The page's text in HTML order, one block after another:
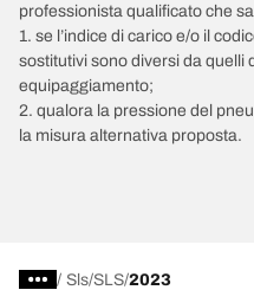
professionista qualificato che
1. se l’indice di carico e/o il
sostitutivi sono diversi da quelli
equipaggiamento;
2. qualora la pressione del
la misura alternativa proposta.
/ Sls SLS 2023